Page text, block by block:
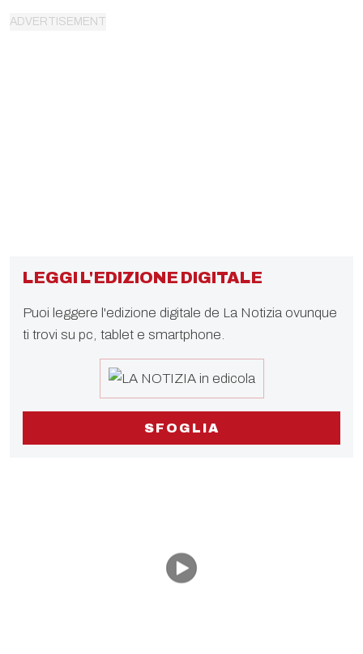
LEGGI L'EDIZIONE DIGITALE
Puoi leggere l'edizione digitale de La Notizia ovunque
ti trovi su pc, tablet e smartphone.
SFOGLIA